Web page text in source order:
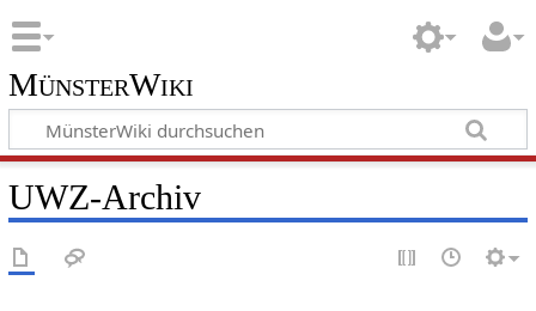
MünsterWiki
UWZ-Archiv